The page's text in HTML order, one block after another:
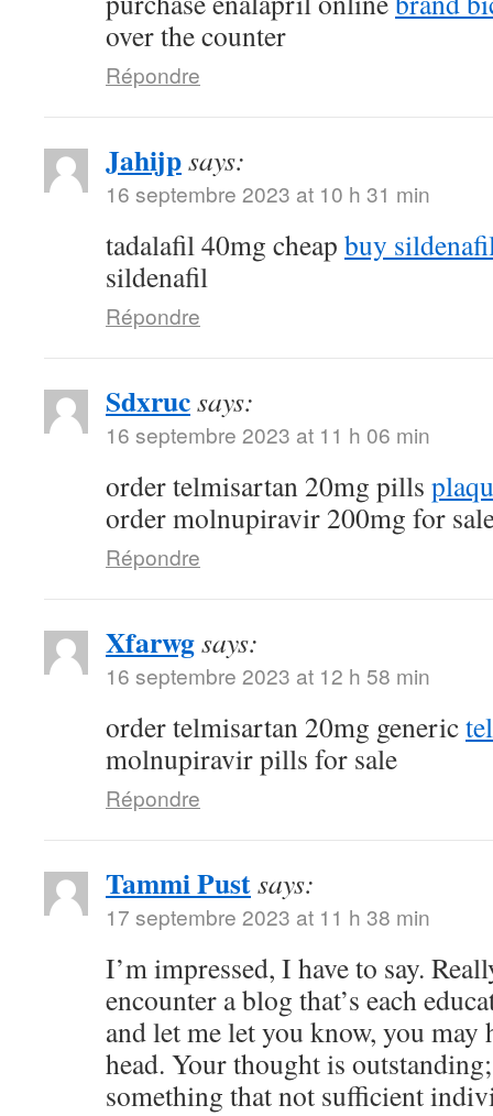
over the counter
Répondre
Jahijpsays:
16 septembre 2023 at 10 h 31 min
tadalafil 40mg cheap buy
sildenafil
Répondre
Sdxrucsays:
16 septembre 2023 at 11 h 06 min
order telmisartan 20mg pills
order molnupiravir 200mg for
Répondre
Xfarwgsays:
16 septembre 2023 at 12 h 58 min
order telmisartan 20mg generic
molnupiravir pills for sale
Répondre
Tammi Pustsays:
17 septembre 2023 at 11 h 38 min
I’m impressed, I have to say.
encounter a blog that’s each
and let me let you know, you may
head. Your thought is
something that not sufficient